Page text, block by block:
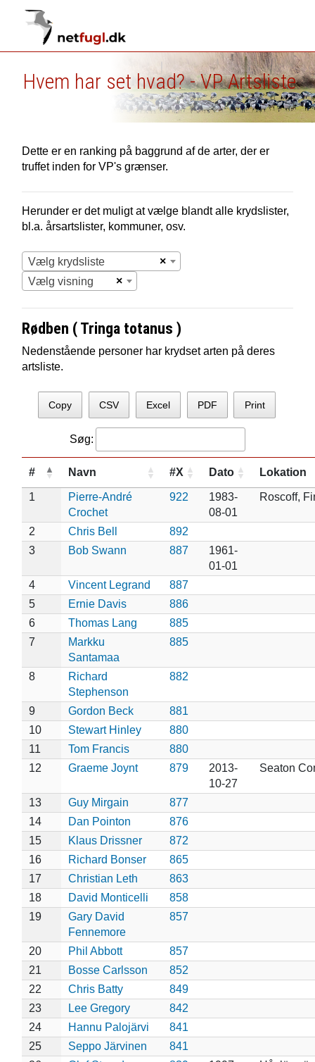
Hvem har set hvad? - VP Artsliste
Dette er en ranking på baggrund af de arter, der er
truffet inden for VP's grænser.
Herunder er det muligt at vælge blandt alle krydslister,
bl.a. årsartslister, kommuner, osv.
×
Vælg krydsliste
×
Vælg visning
Rødben ( Tringa totanus )
Nedenstående personer har krydset arten på deres
artsliste.
Copy CSV Excel PDF Print
Søg:
# Navn #X Dato Lokation
1
Pierre-André
Crochet
922
1983-
08-01
Roscoff,
2 Chris Bell
892
3
Bob Swann 887
1961-
01-01
4
Vincent Legrand
887
5
Ernie Davis
886
6
Thomas Lang
885
7
Markku
Santamaa
885
8
Richard
Stephenson
882
9 Gordon Beck
881
10
Stewart Hinley
880
11
Tom Francis
880
12
Graeme Joynt 879
2013-
10-27
Seaton
13 Guy Mirgain
877
14
Dan Pointon
876
15
Klaus Drissner
872
16
Richard Bonser
865
17
Christian Leth
863
18
David Monticelli
858
19
Gary David
Fennemore
857
20 Phil Abbott
857
21
Bosse Carlsson
852
22
Chris Batty
849
23
Lee Gregory
842
24
Hannu Palojärvi
841
25
Seppo Järvinen
841